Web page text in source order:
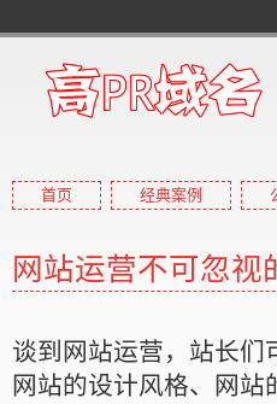
首页 经典案例
网站运营不可忽视
谈到网站运营，站长们
网站的设计风格、网